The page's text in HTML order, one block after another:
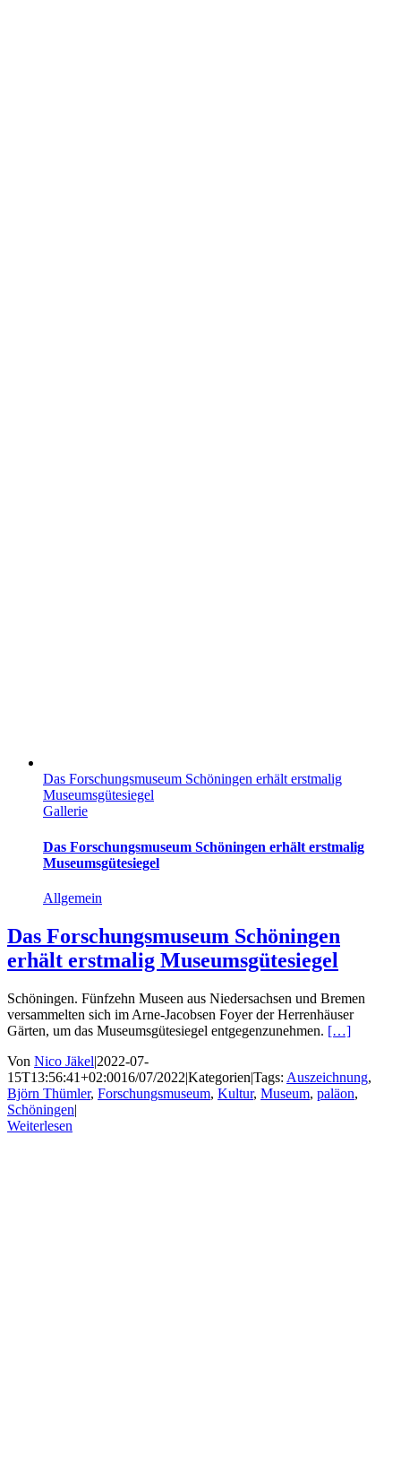
Das Forschungsmuseum Schöningen erhält erstmalig
Museumsgütesiegel
Gallerie
Das Forschungsmuseum Schöningen erhält erstmalig
Museumsgütesiegel
Allgemein
Das Forschungsmuseum Schöningen
erhält erstmalig Museumsgütesiegel
Schöningen. Fünfzehn Museen aus Niedersachsen und Bremen
versammelten sich im Arne-Jacobsen Foyer der Herrenhäuser
Gärten, um das Museumsgütesiegel entgegenzunehmen. […]
Von Nico Jäkel|2022-07-
15T13:56:41+02:0016/07/2022|Kategorien|Tags: Auszeichnung,
Björn Thümler, Forschungsmuseum, Kultur, Museum, paläon,
Schöningen|
Weiterlesen